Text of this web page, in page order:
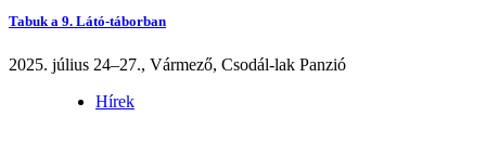
Tabuk a 9. Látó-táborban
2025. július 24–27., Vármező, Csodál-lak Panzió
Hírek